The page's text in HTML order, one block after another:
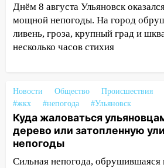
15:17 В колледжи и
Ульяновской области
тысяч заявлений
Фоторепортаж с
затопленные улицы
14:28 Ураган вырвал
Деева в Заволжье
14:26 Жители Ульяновска
пытаются расчистить
Днём 8 августа Ульяновск
мощной непогоды. На город
ливень, гроза, крупный град и
несколько часов стихия
Новости Общество Происшествия
#жкх
#непогода #Ульяновск
Куда жаловаться
дерево или затопленную
непогоды
Сильная непогода, обрушившаяся